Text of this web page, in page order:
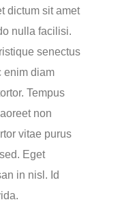
dictum sit amet
nulla facilisi.
senectus
enim diam
Tempus
non
vitae purus
Eget
in nisl. Id